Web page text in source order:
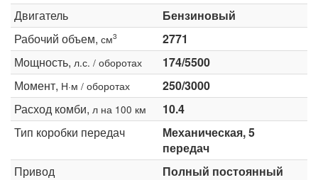
Двигатель
Бензиновый
Рабочий объем, см3
2771
Мощность, л.с. / оборотах
174/5500
Момент, Н·м / оборотах
250/3000
Расход комби, л на 100 км
10.4
Тип коробки передач
Механическая, 5
передач
Привод
Полный постоянный